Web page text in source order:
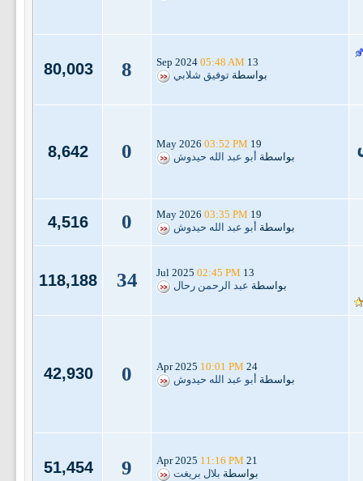
13 Sep 2024
05:48 AM
بواسطة توفيق شلابي 8
80,003
19 May 2026
03:52 PM
بواسطة أبو عبد الله حيدوش 0
8,642
19 May 2026
03:35 PM
بواسطة أبو عبد الله حيدوش 0
4,516
13 Jul 2025
02:45 PM
بواسطة عبد الرحمن رحال 34
118,188
24 Apr 2025
10:01 PM
بواسطة أبو عبد الله حيدوش 0
42,930
21 Apr 2025
11:16 PM
بواسطة بلال بريغت 9
51,454